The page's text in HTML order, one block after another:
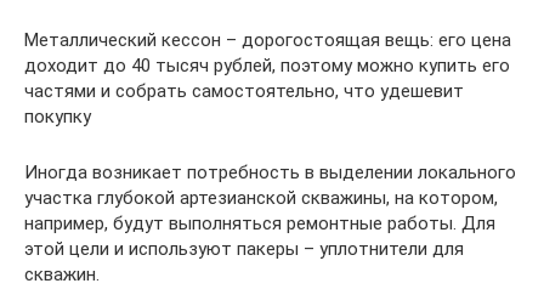
Металлический кессон – дорогостоящая вещь: его цена
доходит до 40 тысяч рублей, поэтому можно купить его
частями и собрать самостоятельно, что удешевит
покупку
Иногда возникает потребность в выделении локального
участка глубокой артезианской скважины, на котором,
например, будут выполняться ремонтные работы. Для
этой цели и используют пакеры – уплотнители для
скважин.